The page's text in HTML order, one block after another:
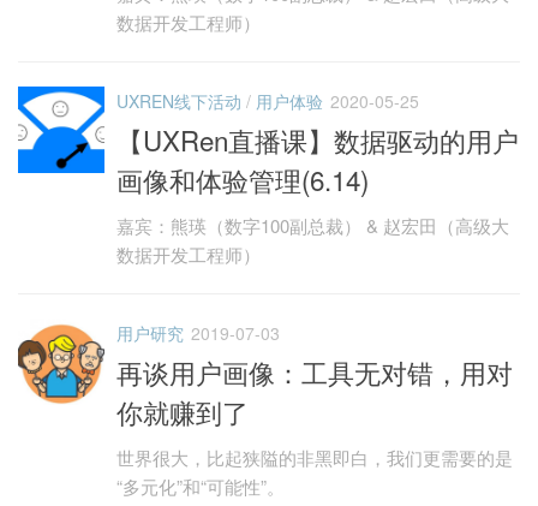
数据开发工程师）
UXREN线下活动 / 用户体验 2020-05-25
【UXRen直播课】数据驱动的用户
画像和体验管理(6.14)
嘉宾：熊瑛（数字100副总裁） & 赵宏田（高级大
数据开发工程师）
用户研究 2019-07-03
再谈用户画像：工具无对错，用对
你就赚到了
世界很大，比起狭隘的非黑即白，我们更需要的是
“多元化”和“可能性”。